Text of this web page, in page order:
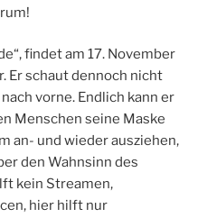
findet am 17. November
Er schaut dennoch nicht
vorne. Endlich kann er
Menschen seine Maske
an- und wieder ausziehen,
den Wahnsinn des
kein Streamen,
hier hilft nur